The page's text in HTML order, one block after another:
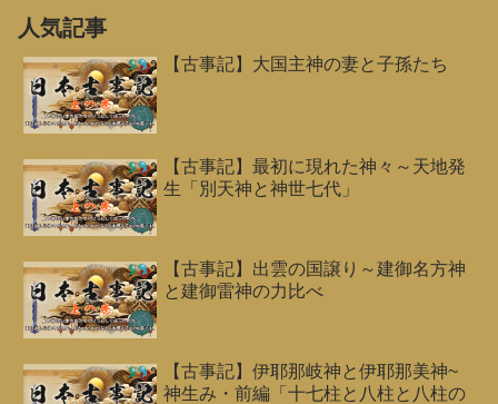
人気記事
【古事記】大国主神の妻と子孫たち
【古事記】最初に現れた神々～天地発
生「別天神と神世七代」
【古事記】出雲の国譲り～建御名方神
と建御雷神の力比べ
【古事記】伊耶那岐神と伊耶那美神~
神生み・前編「十七柱と八柱と八柱の